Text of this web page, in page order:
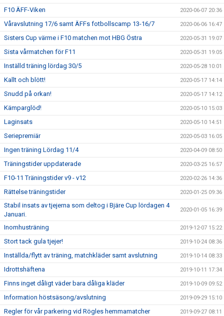
F10 ÄFF-Viken 2020-06-07 20:36
Våravslutning 17/6 samt ÄFFs fotbollscamp 13-16/7 2020-06-06 16:47
Sisters Cup värme i F10 matchen mot HBG Östra 2020-05-31 19:07
Sista vårmatchen för F11 2020-05-31 19:05
Inställd träning lördag 30/5 2020-05-28 10:01
Kallt och blött! 2020-05-17 14:14
Snudd på orkan! 2020-05-17 14:12
Kämparglöd! 2020-05-10 15:03
Laginsats 2020-05-10 14:51
Seriepremiär 2020-05-03 16:05
Ingen träning Lördag 11/4 2020-04-09 08:50
Träningstider uppdaterade 2020-03-25 16:57
F10-11 Träningstider v9 - v12 2020-02-26 14:36
Rättelse träningstider 2020-01-25 09:36
Stabil insats av tjejerna som deltog i Bjäre Cup lördagen 4
Januari.
2020-01-05 16:39
Inomhusträning 2019-12-07 15:22
Stort tack gula tjejer! 2019-10-24 08:36
Inställda/flytt av träning, matchkläder samt avslutning 2019-10-14 08:33
Idrottshäftena 2019-10-11 17:34
Finns inget dåligt väder bara dåliga kläder 2019-10-09 09:52
Information höstsäsong/avslutning 2019-09-29 15:10
Regler för vår parkering vid Rögles hemmamatcher 2019-09-27 08:11